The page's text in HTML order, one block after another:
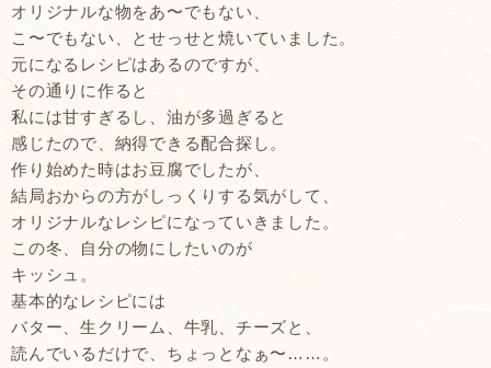
オリジナルな物をあ〜でもない、
こ〜でもない、とせっせと焼いていました。
元になるレシピはあるのですが、
その通りに作ると
私には甘すぎるし、油が多過ぎると
感じたので、納得できる配合探し。
作り始めた時はお豆腐でしたが、
結局おからの方がしっくりする気がして、
オリジナルなレシピになっていきました。
この冬、自分の物にしたいのが
キッシュ。
基本的なレシピには
バター、生クリーム、牛乳、チーズと、
読んでいるだけで、ちょっとなぁ〜……。